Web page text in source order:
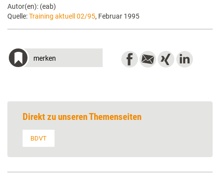
Autor(en): (eab)
Quelle:Training aktuell 02/95, Februar 1995
merken
Direkt zu unseren Themenseiten
BDVT